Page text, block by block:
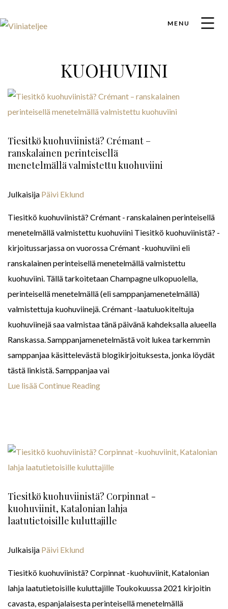
MENU
KUOHUVIINI
Tiesitkö kuohuviinistä? Crémant –
ranskalainen perinteisellä
menetelmällä valmistettu kuohuviini
Julkaisija Päivi Eklund
Tiesitkö kuohuviinistä? Crémant - ranskalainen perinteisellä
menetelmällä valmistettu kuohuviini Tiesitkö kuohuviinistä? -
kirjoitussarjassa on vuorossa Crémant -kuohuviini eli
ranskalainen perinteisellä menetelmällä valmistettu
kuohuviini. Tällä tarkoitetaan Champagne ulkopuolella,
perinteisellä menetelmällä (eli samppanjamenetelmällä)
valmistettuja kuohuviinejä. Crémant -laatuluokiteltuja
kuohuviinejä saa valmistaa tänä päivänä kahdeksalla alueella
Ranskassa. Samppanjamenetelmästä voit lukea tarkemmin
samppanjaa käsittelevästä blogikirjoituksesta, jonka löydät
tästä linkistä. Samppanjaa vai
Lue lisää Continue Reading
Tiesitkö kuohuviinistä? Corpinnat -
kuohuviinit, Katalonian lahja
laatutietoisille kuluttajille
Julkaisija Päivi Eklund
Tiesitkö kuohuviinistä? Corpinnat -kuohuviinit, Katalonian
lahja laatutietoisille kuluttajille Toukokuussa 2021 kirjoitin
cavasta, espanjalaisesta perinteisellä menetelmällä